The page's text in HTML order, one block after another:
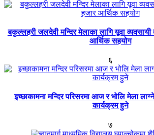
बकुल्लहरी जलदेवी मन्दिर मेलाका लागि यूवा व्यवसायी
आर्थिक सहयोग
६
इच्छाकामना मन्दिर परिसरमा आज र भोलि मेला
कार्यक्रम हुने
७